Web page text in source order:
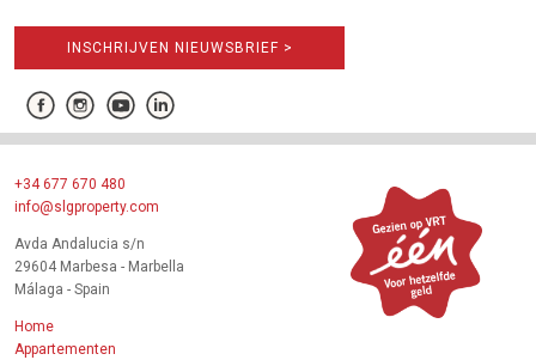
INSCHRIJVEN NIEUWSBRIEF >
+34 677 670 480
info@slgproperty.com
Avda Andalucia s/n
29604 Marbesa - Marbella
Málaga - Spain
Home
Appartementen